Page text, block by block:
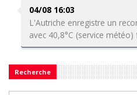
04/08 16:03
L'Autriche enregistre un
avec 40,8°C (service
Recherche